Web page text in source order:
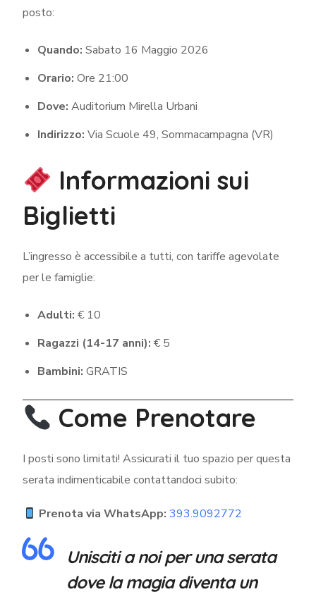
posto:
Quando: Sabato 16 Maggio 2026
Orario: Ore 21:00
Dove: Auditorium Mirella Urbani
Indirizzo: Via Scuole 49, Sommacampagna (VR)
Informazioni sui
Biglietti
L’ingresso è accessibile a tutti, con tariffe agevolate
per le famiglie:
Adulti: € 10
Ragazzi (14-17 anni): € 5
Bambini: GRATIS
Come Prenotare
I posti sono limitati! Assicurati il tuo spazio per questa
serata indimenticabile contattandoci subito:
Prenota via WhatsApp: 393.9092772
Unisciti a noi per una serata
dove la magia diventa un